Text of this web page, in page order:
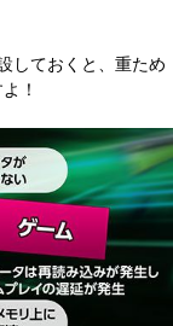
しておくと、重ため
！